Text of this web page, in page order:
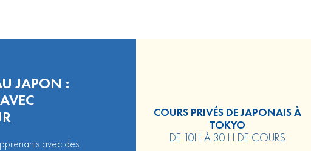
JAPON :
avec des
COURS PRIVÉS DE JAPONAIS À
TOKYO
DE 10H À 30 H DE COURS